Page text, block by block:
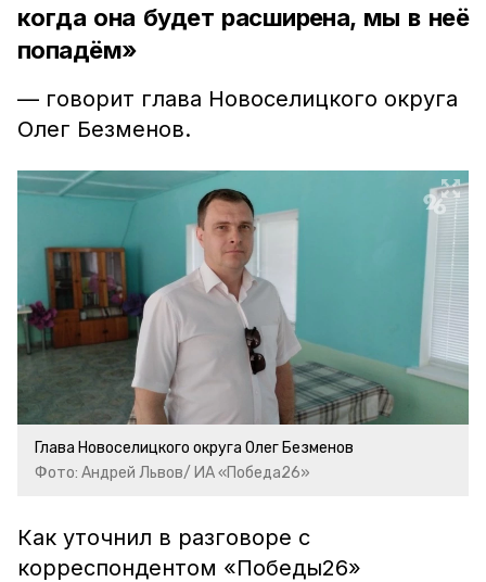
когда она будет расширена, мы в неё
попадём»
— говорит глава Новоселицкого округа
Олег Безменов.
Глава Новоселицкого округа Олег Безменов
Фото: Андрей Львов/ ИА «Победа26»
Как уточнил в разговоре с
корреспондентом «Победы26»